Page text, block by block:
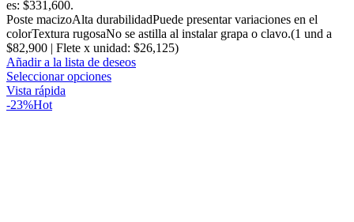
es: $331,600.
Poste macizoAlta durabilidadPuede presentar variaciones en el
colorTextura rugosaNo se astilla al instalar grapa o clavo.(1 und a
$82,900 | Flete x unidad: $26,125)
Añadir a la lista de deseos
Seleccionar opciones
Vista rápida
-23%Hot